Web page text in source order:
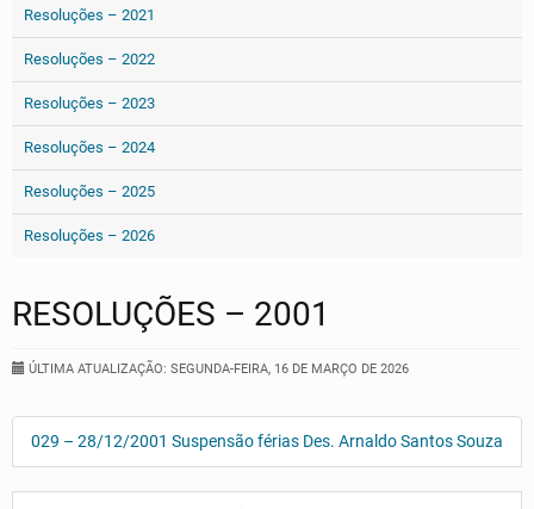
Resoluções – 2021
Resoluções – 2022
Resoluções – 2023
Resoluções – 2024
Resoluções – 2025
Resoluções – 2026
RESOLUÇÕES – 2001
ÚLTIMA ATUALIZAÇÃO: SEGUNDA-FEIRA, 16 DE MARÇO DE 2026
029 – 28/12/2001 Suspensão férias Des. Arnaldo Santos Souza